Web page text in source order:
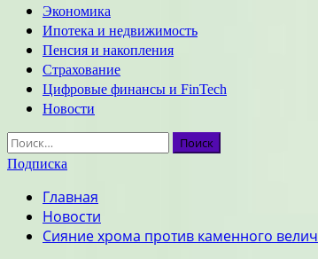
Экономика
Ипотека и недвижимость
Пенсия и накопления
Страхование
Цифровые финансы и FinTech
Новости
Найти:
Подписка
Главная
Новости
Сияние хрома против каменного